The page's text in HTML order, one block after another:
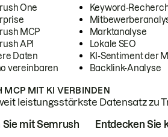
One
MCP
API
Daten
vereinbaren
Keyword-
Marktanalyse
Lokale SEO
KI-Sentiment der
Backlink-Analyse
MCP MIT KI VERBINDEN
leistungsstärkste Datensatz zu
Sie mit Semrush Entdecken Sie